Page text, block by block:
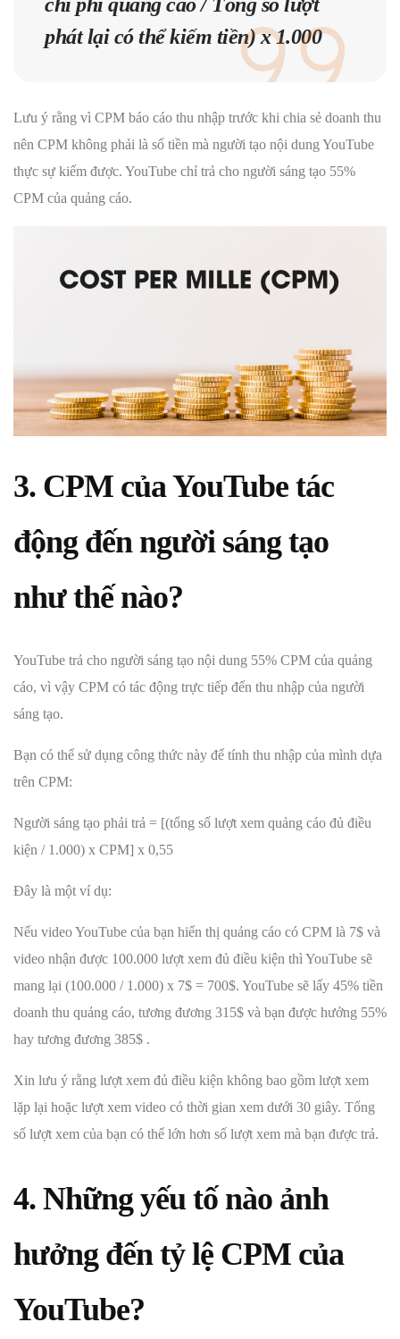
phát lại có thể kiếm tiền) x 1.000
Lưu ý rằng vì CPM báo cáo thu nhập trước khi chia sẻ doanh thu
nên CPM không phải là số tiền mà người tạo nội dung YouTube
thực sự kiếm được. YouTube chỉ trả cho người sáng tạo 55%
CPM của quảng cáo.
3. CPM của YouTube tác
động đến người sáng tạo
như thế nào?
YouTube trả cho người sáng tạo nội dung 55% CPM của quảng
cáo, vì vậy CPM có tác động trực tiếp đến thu nhập của người
sáng tạo.
Bạn có thể sử dụng công thức này để tính thu nhập của mình dựa
trên CPM:
Người sáng tạo phải trả = [(tổng số lượt xem quảng cáo đủ điều
kiện / 1.000) x CPM] x 0,55
Đây là một ví dụ:
Nếu video YouTube của bạn hiển thị quảng cáo có CPM là 7$ và
video nhận được 100.000 lượt xem đủ điều kiện thì YouTube sẽ
mang lại (100.000 / 1.000) x 7$ = 700$. YouTube sẽ lấy 45% tiền
doanh thu quảng cáo, tương đương 315$ và bạn được hưởng 55%
hay tương đương 385$ .
Xin lưu ý rằng lượt xem đủ điều kiện không bao gồm lượt xem
lặp lại hoặc lượt xem video có thời gian xem dưới 30 giây. Tổng
số lượt xem của bạn có thể lớn hơn số lượt xem mà bạn được trả.
4. Những yếu tố nào ảnh
hưởng đến tỷ lệ CPM của
YouTube?